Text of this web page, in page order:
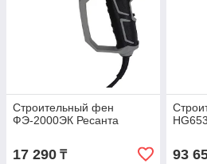
Строительный фен
ФЭ-2000ЭК Ресанта
17 290 ₸ 93